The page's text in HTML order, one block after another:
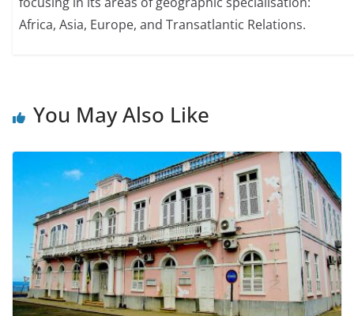
Africa, Asia, Europe, and Transatlantic Relations.
You May Also Like